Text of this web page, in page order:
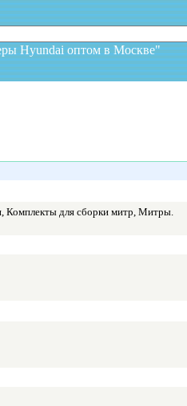
Hyundai оптом в Москве"
Комплекты для сборки митр, Митры.